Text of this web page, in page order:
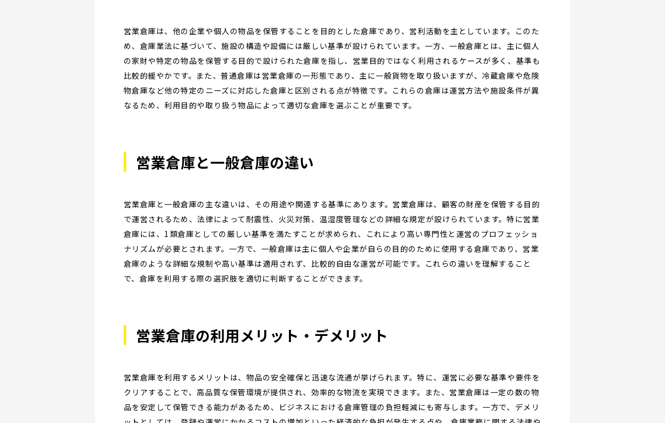
営業倉庫は、他の企業や個人の物品を保管することを目的とした倉庫であり、営利活動を主としています。このた
め、倉庫業法に基づいて、施設の構造や設備には厳しい基準が設けられています。一方、一般倉庫とは、主に個人
の家財や特定の物品を保管する目的で設けられた倉庫を指し、営業目的ではなく利用されるケースが多く、基準も
比較的緩やかです。また、普通倉庫は営業倉庫の一形態であり、主に一般貨物を取り扱いますが、冷蔵倉庫や危険
物倉庫など他の特定のニーズに対応した倉庫と区別される点が特徴です。これらの倉庫は運営方法や施設条件が異
なるため、利用目的や取り扱う物品によって適切な倉庫を選ぶことが重要です。
営業倉庫と一般倉庫の違い
営業倉庫と一般倉庫の主な違いは、その用途や関連する基準にあります。営業倉庫は、顧客の財産を保管する目的
で運営されるため、法律によって耐震性、火災対策、温湿度管理などの詳細な規定が設けられています。特に営業
倉庫には、1類倉庫としての厳しい基準を満たすことが求められ、これにより高い専門性と運営のプロフェッショ
ナリズムが必要とされます。一方で、一般倉庫は主に個人や企業が自らの目的のために使用する倉庫であり、営業
倉庫のような詳細な規制や高い基準は適用されず、比較的自由な運営が可能です。これらの違いを理解すること
で、倉庫を利用する際の選択肢を適切に判断することができます。
営業倉庫の利用メリット・デメリット
営業倉庫を利用するメリットは、物品の安全確保と迅速な流通が挙げられます。特に、運営に必要な基準や要件を
クリアすることで、高品質な保管環境が提供され、効率的な物流を実現できます。また、営業倉庫は一定の数の物
品を安定して保管できる能力があるため、ビジネスにおける倉庫管理の負担軽減にも寄与します。一方で、デメリ